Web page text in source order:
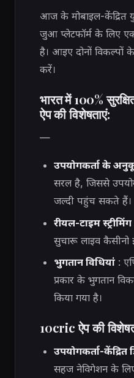
आज के मोबाइल-केंद्रित
जुआ प्लेटफॉर्म के लिए
है। आइए दोनों विकल्पों
करें।
भारत में 100%
ऐप की विशेषताएं:
—
उपयोगकर्ता के
सरल है, जिससे
जल्दी पहुंच सकते हैं।
रीयल-टाइम स्ट्रीमिंग
सुचारू लाइव कैसीनो
भुगतान विधियां:
प्रकार के भुगतान
किया गया है।
10cric ऐप की
उपयोगकर्ता-केंद्रित
सहज नेविगेशन के